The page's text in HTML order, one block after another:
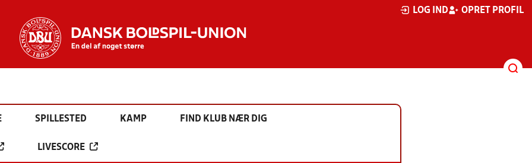
LOG IND OPRET PROFIL
SPILLESTED KAMP FIND KLUB NÆR DIG
LIVESCORE